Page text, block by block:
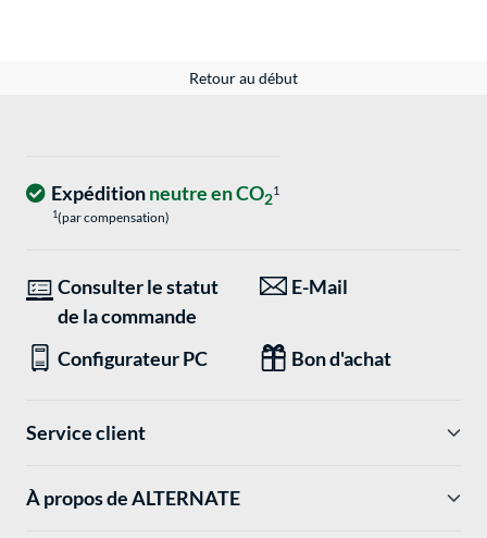
Retour au début
Expéditionneutre en CO21
1(par compensation)
Consulter le statut
de la commande
E-Mail
Configurateur PC Bon d'achat
Service client
À propos de ALTERNATE